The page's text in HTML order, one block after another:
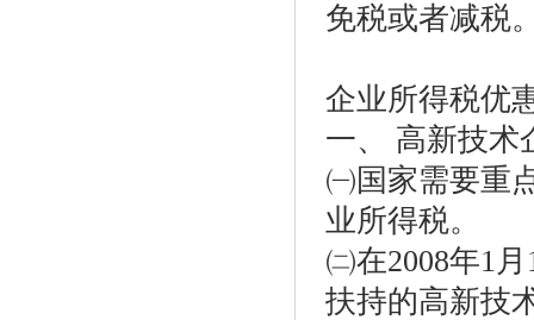
免税或者减税
企业所得税优
一、 高新技术
㈠国家需要重
业所得税。
㈡在2008年1
扶持的高新技